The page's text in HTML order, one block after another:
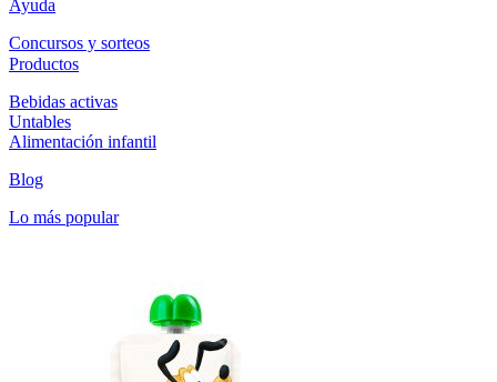
Ayuda
Concursos y sorteos
Productos
Bebidas activas
Untables
Alimentación infantil
Blog
Lo más popular